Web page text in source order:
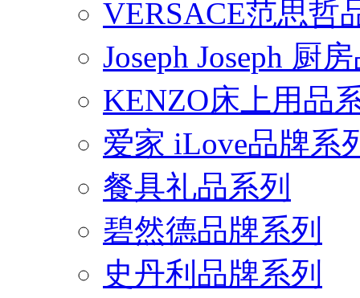
VERSACE范思哲
Joseph Joseph 厨
KENZO床上用品
爱家 iLove品牌系
餐具礼品系列
碧然德品牌系列
史丹利品牌系列